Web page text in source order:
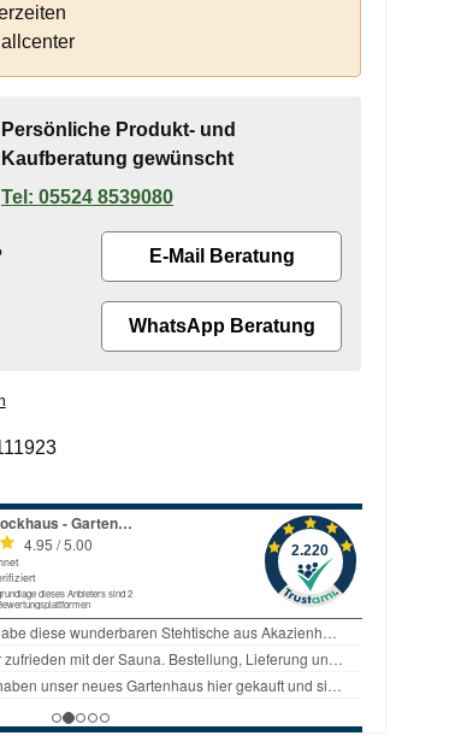
Persönliche Produkt- und
Kaufberatung gewünscht
05524 8539080
E-Mail Beratung
WhatsApp Beratung